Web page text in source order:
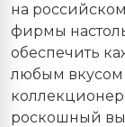
на
фирмы
обеспечить
любым вкусом
роскошный